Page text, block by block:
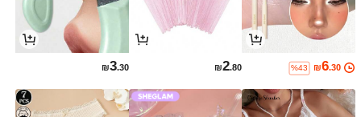
₪6.30
%43
₪2.80
₪3.30